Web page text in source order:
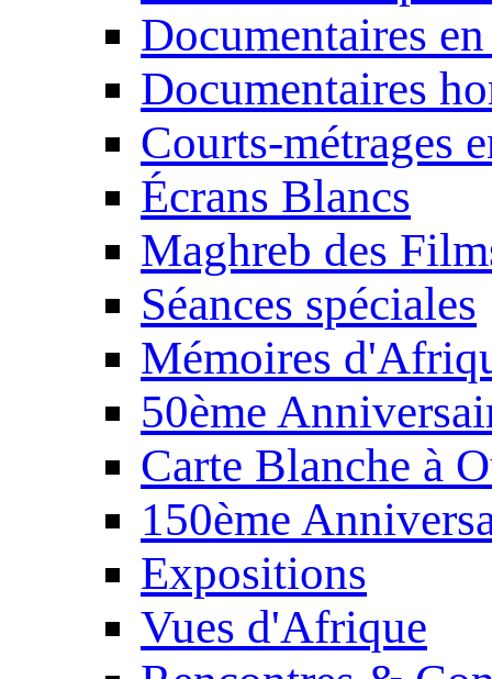
Documentaires
Documentaires
Courts-métrages
Écrans Blancs
Maghreb des
Séances spéciales
Mémoires
50ème
Carte Blanche à
150ème
Expositions
Vues d'Afrique